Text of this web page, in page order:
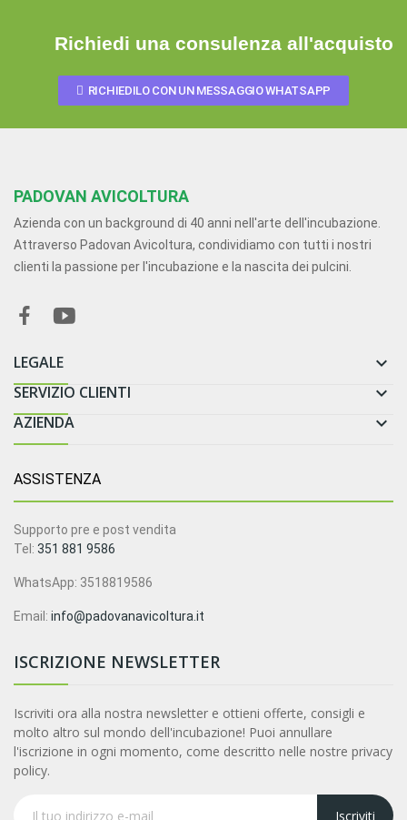
Richiedi una consulenza all'acquisto
RICHIEDILO CON UN MESSAGGIO WHATSAPP
PADOVAN AVICOLTURA
Azienda con un background di 40 anni nell'arte dell'incubazione.
Attraverso Padovan Avicoltura, condividiamo con tutti i nostri
clienti la passione per l'incubazione e la nascita dei pulcini.
LEGALE 
SERVIZIO CLIENTI 
AZIENDA 
ASSISTENZA
Supporto pre e post vendita
Tel: 351 881 9586
WhatsApp: 3518819586
Email: info@padovanavicoltura.it
ISCRIZIONE NEWSLETTER
Iscriviti ora alla nostra newsletter e ottieni offerte, consigli e
molto altro sul mondo dell'incubazione! Puoi annullare
l'iscrizione in ogni momento, come descritto nelle nostre privacy
policy.
Iscriviti